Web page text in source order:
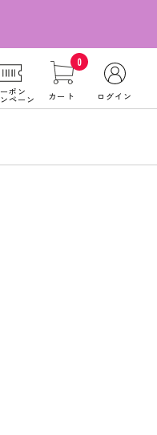
ポン
ペーン
0
カート ログイン